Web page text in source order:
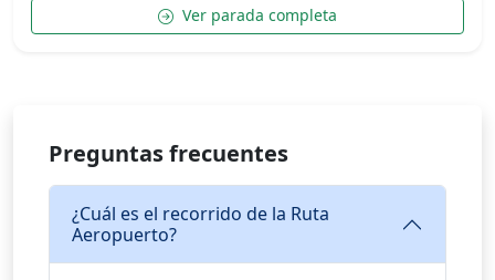
Ver parada completa
Preguntas frecuentes
¿Cuál es el recorrido de la Ruta
Aeropuerto?